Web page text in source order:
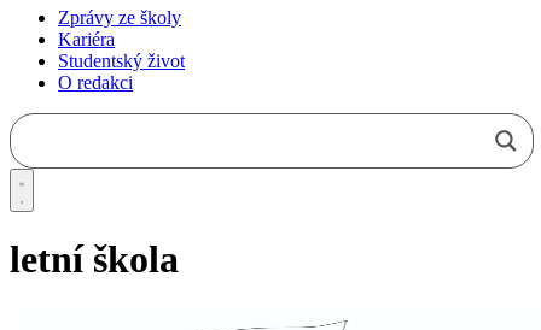
Zprávy ze školy
Kariéra
Studentský život
O redakci
letní škola